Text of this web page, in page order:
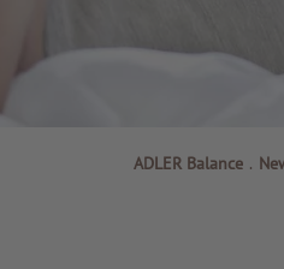
ADLER Balance .